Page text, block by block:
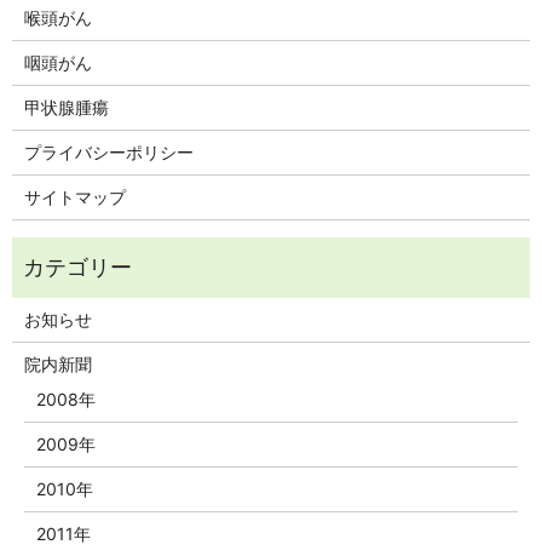
喉頭がん
咽頭がん
甲状腺腫瘍
プライバシーポリシー
サイトマップ
お知らせ
院内新聞
2008年
2009年
2010年
2011年